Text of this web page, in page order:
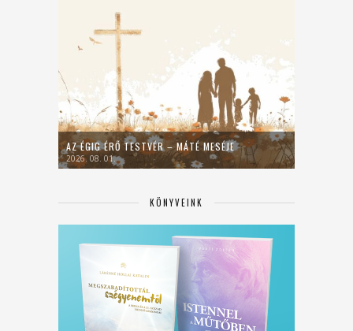
AZ ÉGIG ÉRŐ TESTVÉR – MÁTÉ MESÉJE
2026. 08. 01.
KÖNYVEINK